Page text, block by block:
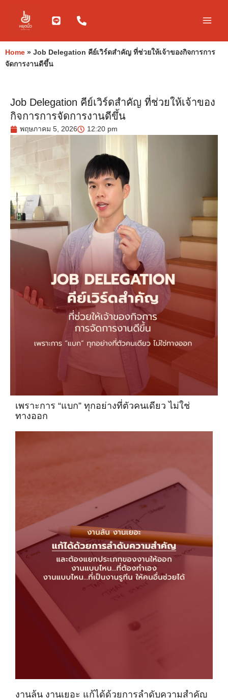
content
Home » Job Delegation คีย์เวิร์ดสำคัญ ที่ช่วยให้เจ้าของกิจการการ
จัดการงานดีขึ้น
Job Delegation คีย์เวิร์ดสำคัญ ที่ช่วยให้เจ้าของ
กิจการการจัดการงานดีขึ้น
พฤษภาคม 5, 2026 12:20 pm
เพราะการ “แบก” ทุกอย่างที่ตัวคนเดียว ไม่ใช่
ทางออก
งานล้น งานเยอะ แก้ได้ด้วยการลำดับความสำคัญ